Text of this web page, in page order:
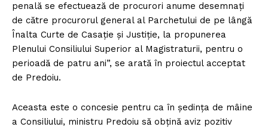
penală se efectuează de procurori anume desemnați
de către procurorul general al Parchetului de pe lângă
Înalta Curte de Casație și Justiție, la propunerea
Plenului Consiliului Superior al Magistraturii, pentru o
perioadă de patru ani”, se arată în proiectul acceptat
de Predoiu.
Aceasta este o concesie pentru ca în ședința de mâine
a Consiliului, ministru Predoiu să obțină aviz pozitiv